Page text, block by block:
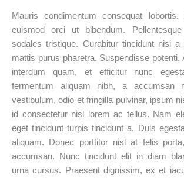
Mauris condimentum consequat lobortis.
euismod orci ut bibendum.
sodales tristique. Curabitur tincidunt nisi
mattis purus pharetra. Suspendisse potenti.
interdum quam, et efficitur nunc
fermentum aliquam nibh, a accumsan
vestibulum, odio et fringilla pulvinar, ipsum
id consectetur nisl lorem ac tellus. Nam
eget tincidunt turpis tincidunt a. Duis
aliquam. Donec porttitor nisl at felis
accumsan. Nunc tincidunt elit in diam
urna cursus. Praesent dignissim, ex et